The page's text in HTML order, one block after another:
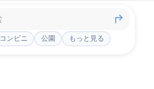
コンビニ 公園 もっと見る